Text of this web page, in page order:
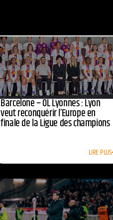
Barcelone – OL Lyonnes : Lyon
veut reconquérir l’Europe en
finale de la Ligue des champions
LIRE PLUS